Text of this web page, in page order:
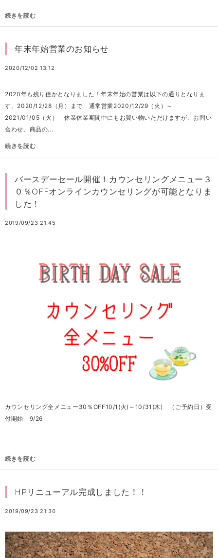
続きを読む
年末年始営業のお知らせ
2020/12/02 13:12
2020年も残り僅かとなりました！年末年始の営業は以下の通りとなりま
す。2020/12/28（月）まで 通常営業2020/12/29（火）～
2021/01/05（火） 休業休業期間中にもお買い物いただけますが、お問い
合わせ、商品の...
続きを読む
バースデーセール開催！カウンセリングメニュー３
０％OFFオンラインカウンセリングが可能となりま
した！
2019/09/23 21:45
カウンセリング全メニュー30％OFF10/1(火)～10/31(木) （ご予約日）受
付開始 9/26
続きを読む
HPリニューアル完成しました！！
2019/09/23 21:30